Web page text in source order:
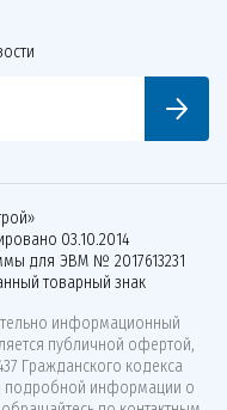
03.10.2014
для ЭВМ № 2017613231
товарный знак
информационный
публичной офертой,
Гражданского кодекса
подробной информации о